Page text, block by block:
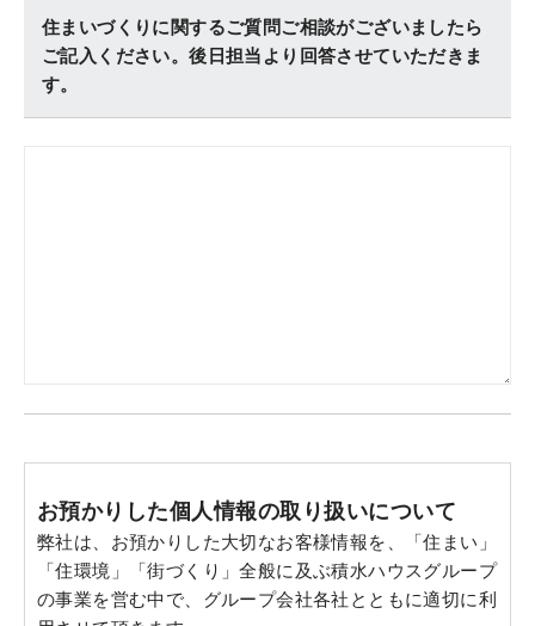
住まいづくりに関するご質問ご相談がございましたら
ご記入ください。後日担当より回答させていただきま
す。
お預かりした個人情報の取り扱いについて
弊社は、お預かりした大切なお客様情報を、「住まい」
「住環境」「街づくり」全般に及ぶ積水ハウスグループ
の事業を営む中で、グループ会社各社とともに適切に利